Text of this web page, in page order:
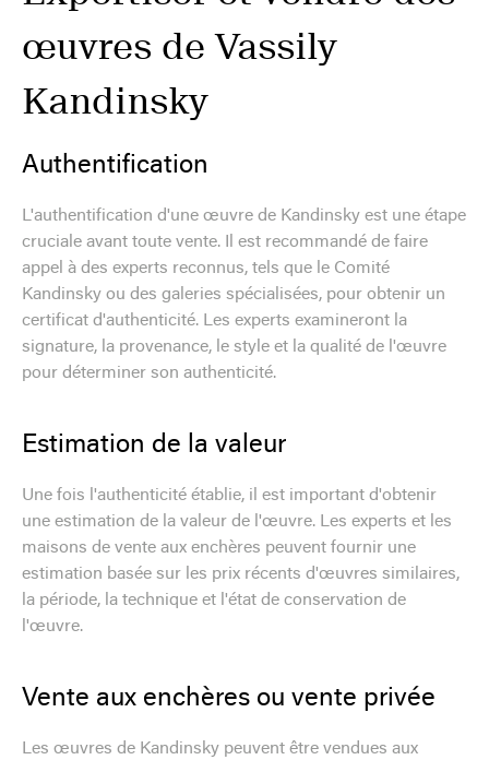
œuvres de Vassily
Kandinsky
Authentification
L'authentification d'une œuvre de Kandinsky est une étape
cruciale avant toute vente. Il est recommandé de faire
appel à des experts reconnus, tels que le Comité
Kandinsky ou des galeries spécialisées, pour obtenir un
certificat d'authenticité. Les experts examineront la
signature, la provenance, le style et la qualité de l'œuvre
pour déterminer son authenticité.
Estimation de la valeur
Une fois l'authenticité établie, il est important d'obtenir
une estimation de la valeur de l'œuvre. Les experts et les
maisons de vente aux enchères peuvent fournir une
estimation basée sur les prix récents d'œuvres similaires,
la période, la technique et l'état de conservation de
l'œuvre.
Vente aux enchères ou vente privée
Les œuvres de Kandinsky peuvent être vendues aux